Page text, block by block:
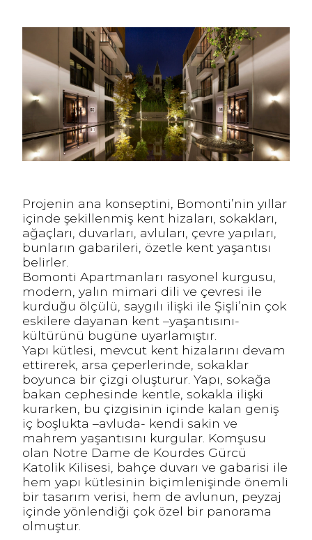
Projenin ana konseptini, Bomonti’nin yıllar
içinde şekillenmiş kent hizaları, sokakları,
ağaçları, duvarları, avluları, çevre yapıları,
bunların gabarileri, özetle kent yaşantısı
belirler.
Bomonti Apartmanları rasyonel kurgusu,
modern, yalın mimari dili ve çevresi ile
kurduğu ölçülü, saygılı ilişki ile Şişli’nin çok
eskilere dayanan kent –yaşantısını-
kültürünü bugüne uyarlamıştır.
Yapı kütlesi, mevcut kent hizalarını devam
ettirerek, arsa çeperlerinde, sokaklar
boyunca bir çizgi oluşturur. Yapı, sokağa
bakan cephesinde kentle, sokakla ilişki
kurarken, bu çizgisinin içinde kalan geniş
iç boşlukta –avluda- kendi sakin ve
mahrem yaşantısını kurgular. Komşusu
olan Notre Dame de Kourdes Gürcü
Katolik Kilisesi, bahçe duvarı ve gabarisi ile
hem yapı kütlesinin biçimlenişinde önemli
bir tasarım verisi, hem de avlunun, peyzaj
içinde yönlendiği çok özel bir panorama
olmuştur.